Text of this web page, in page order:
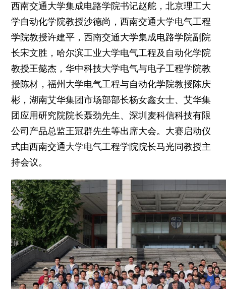
西南交通大学集成电路学院书记赵舵，北京理工大
学自动化学院教授沙德尚，西南交通大学电气工程
学院教授许建平，西南交通大学集成电路学院副院
长宋文胜，哈尔滨工业大学电气工程及自动化学院
教授王懿杰，华中科技大学电气与电子工程学院教
授陈材，福州大学电气工程与自动化学院教授陈庆
彬，湖南艾华集团市场部部长杨女鑫女士、艾华集
团应用研究院院长聂劲先生、深圳麦科信科技有限
公司产品总监王冠群先生等出席大会。大赛启动仪
式由西南交通大学电气工程学院院长马光同教授主
持会议。